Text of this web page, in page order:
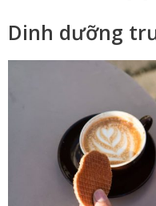
Dinh dưỡng